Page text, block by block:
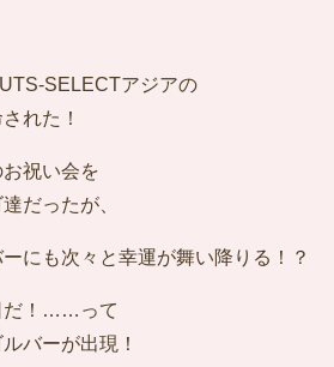
SELECTアジアの
れた！
祝い会を
だったが、
にも次々と幸運が舞い降りる！？
だ！……って
バーが出現！